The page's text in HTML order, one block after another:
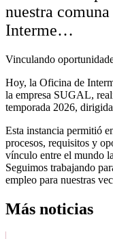
nuestra
Interme…
Vinculando
Hoy, la Oficina de
la empresa SUGAL,
temporada 2026,
Esta instancia permitió
procesos, requisitos y
vínculo entre el mundo
Seguimos trabajando
empleo para nuestras
Más noticias